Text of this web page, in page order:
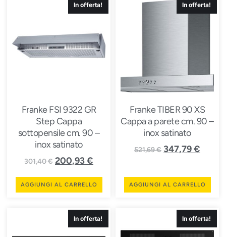
In offerta!
Franke FSI 9322 GR
Step Cappa
sottopensile cm. 90 –
inox satinato
301,40€ 200,93€
AGGIUNGI AL CARRELLO
In offerta!
Franke TIBER 90 XS
Cappa a parete cm. 90 –
inox satinato
521,69€ 347,79€
AGGIUNGI AL CARRELLO
In offerta! In offerta!